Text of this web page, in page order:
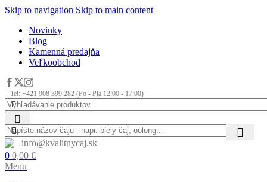
Skip to navigation Skip to main content
Novinky
Blog
Kamenná predajňa
Veľkoobchod
Tel: +421 908 399 282 (Po - Pia 12:00 - 17:00)
info@kvalitnycaj.sk
0 0,00 €
Menu